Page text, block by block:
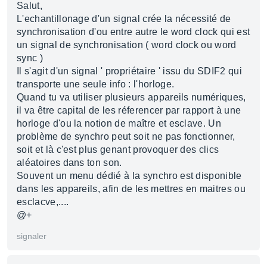
Salut,
L'echantillonage d'un signal crée la nécessité de
synchronisation d'ou entre autre le word clock qui est
un signal de synchronisation ( word clock ou word
sync )
Il s'agit d'un signal ' propriétaire ' issu du SDIF2 qui
transporte une seule info : l'horloge.
Quand tu va utiliser plusieurs appareils numériques,
il va être capital de les réferencer par rapport à une
horloge d'ou la notion de maître et esclave. Un
problème de synchro peut soit ne pas fonctionner,
soit et là c'est plus genant provoquer des clics
aléatoires dans ton son.
Souvent un menu dédié à la synchro est disponible
dans les appareils, afin de les mettres en maitres ou
esclacve,....
@+
signaler